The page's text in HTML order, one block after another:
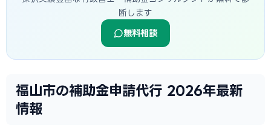
断します
無料相談
福山市の補助金申請代行 2026年最新
情報